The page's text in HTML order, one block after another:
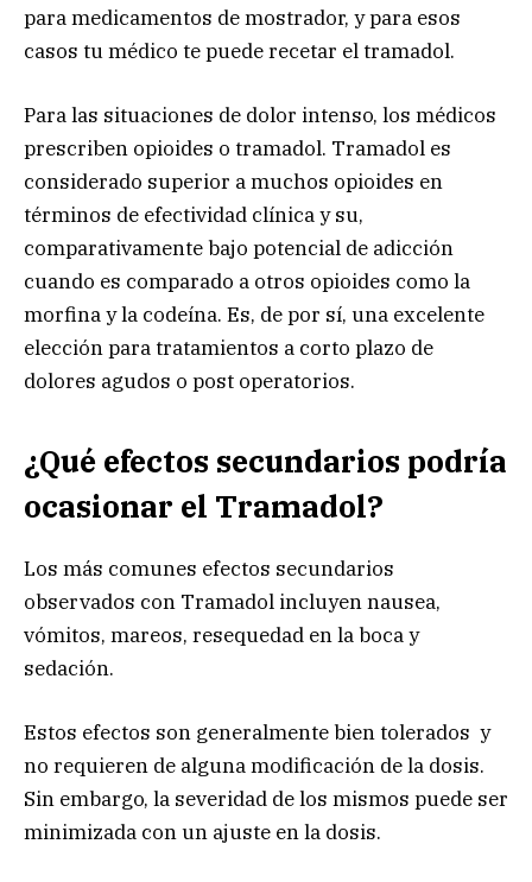
para medicamentos de mostrador, y para esos
casos tu médico te puede recetar el tramadol.
Para las situaciones de dolor intenso, los médicos
prescriben opioides o tramadol. Tramadol es
considerado superior a muchos opioides en
términos de efectividad clínica y su,
comparativamente bajo potencial de adicción
cuando es comparado a otros opioides como la
morfina y la codeína. Es, de por sí, una excelente
elección para tratamientos a corto plazo de
dolores agudos o post operatorios.
¿Qué efectos secundarios podría
ocasionar el Tramadol?
Los más comunes efectos secundarios
observados con Tramadol incluyen nausea,
vómitos, mareos, resequedad en la boca y
sedación.
Estos efectos son generalmente bien tolerados y
no requieren de alguna modificación de la dosis.
Sin embargo, la severidad de los mismos puede ser
minimizada con un ajuste en la dosis.